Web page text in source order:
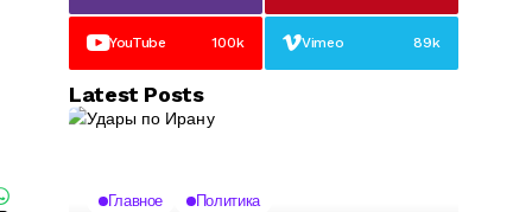
YouTube 100k Vimeo 89k
Latest Posts
Главное Политика